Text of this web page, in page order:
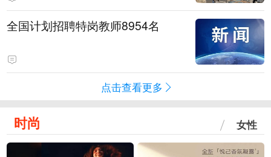
全国计划招聘特岗教师8954名
点击查看更多
时尚 女性